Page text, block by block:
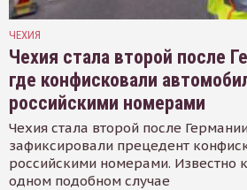
ЧЕХИЯ
Чехия стала второй после
где конфисковали
российскими номерами
Чехия стала второй после
зафиксировали прецедент
российскими номерами. Известно
одном подобном случае